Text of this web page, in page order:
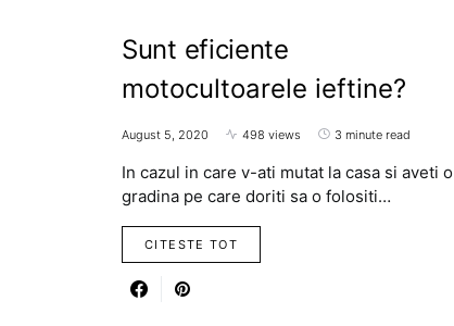
Sunt eficiente
motocultoarele ieftine?
August 5, 2020 498 views 3 minute read
In cazul in care v-ati mutat la casa si aveti o
gradina pe care doriti sa o folositi…
CITESTE TOT